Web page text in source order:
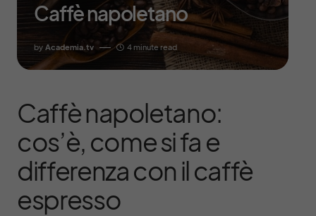
Caffè napoletano
by Academia.tv 4 minute read
Caffè napoletano:
cos’è, come si fa e
differenza con il caffè
espresso